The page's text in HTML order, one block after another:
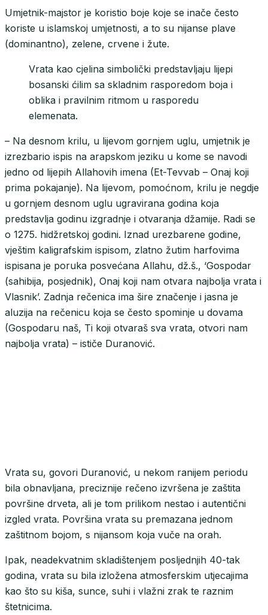
Umjetnik-majstor je koristio boje koje se inače često
koriste u islamskoj umjetnosti, a to su nijanse plave
(dominantno), zelene, crvene i žute.
Vrata kao cjelina simbolički predstavljaju lijepi
bosanski ćilim sa skladnim rasporedom boja i
oblika i pravilnim ritmom u rasporedu
elemenata.
– Na desnom krilu, u lijevom gornjem uglu, umjetnik je
izrezbario ispis na arapskom jeziku u kome se navodi
jedno od lijepih Allahovih imena (Et-Tevvab – Onaj koji
prima pokajanje). Na lijevom, pomoćnom, krilu je negdje
u gornjem desnom uglu ugravirana godina koja
predstavlja godinu izgradnje i otvaranja džamije. Radi se
o 1275. hidžretskoj godini. Iznad urezbarene godine,
vještim kaligrafskim ispisom, zlatno žutim harfovima
ispisana je poruka posvećana Allahu, dž.š., ‘Gospodar
(sahibija, posjednik), Onaj koji nam otvara najbolja vrata i
Vlasnik’. Zadnja rečenica ima šire značenje i jasna je
aluzija na rečenicu koja se često spominje u dovama
(Gospodaru naš, Ti koji otvaraš sva vrata, otvori nam
najbolja vrata) – ističe Duranović.
Vrata su, govori Duranović, u nekom ranijem periodu
bila obnavljana, preciznije rečeno izvršena je zaštita
površine drveta, ali je tom prilikom nestao i autentični
izgled vrata. Površina vrata su premazana jednom
zaštitnom bojom, s nijansom koja vuče na orah.
Ipak, neadekvatnim skladištenjem posljednjih 40-tak
godina, vrata su bila izložena atmosferskim utjecajima
kao što su kiša, sunce, suhi i vlažni zrak te raznim
štetnicima.